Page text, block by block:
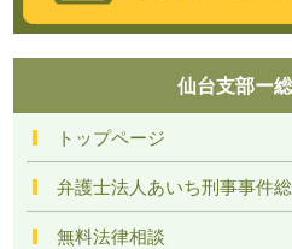
仙台支部ー
トップページ
弁護士法人あいち刑事事件
無料法律相談